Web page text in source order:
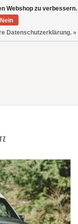
Webshop zu verbessern.
Nein
Datenschutzerklärung. »